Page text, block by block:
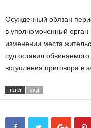
Осужденный обязан
в уполномоченный орган
изменении места
суд оставил
вступления приговора в
ТЕГИ СУД